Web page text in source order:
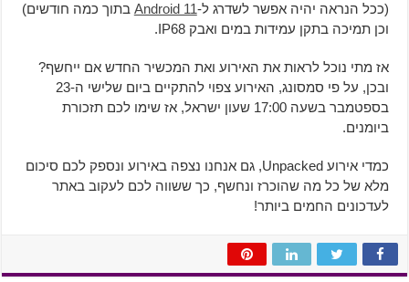
(ככל הנראה יהיה אפשר לשדרג ל-Android 11בתוך כמה חודשים)
וכן תמיכה בתקן עמידות במים ואבק IP68.
אז מתי נוכל לראות את האירוע ואת המכשיר החדש אם ייחשף?
ובכן, על פי סמסונג, האירוע צפוי להתקיים ביום שלישי ה-23
בספטמבר בשעה 17:00 שעון ישראל, אז שימו לכם תזכורת
ביומנים.
כמדי אירוע Unpacked, גם אנחנו נצפה באירוע ונספק לכם סיכום
מלא של כל מה שהוכרז ונחשף, כך ששווה לכם לעקוב באתר
לעדכונים החמים ביותר!